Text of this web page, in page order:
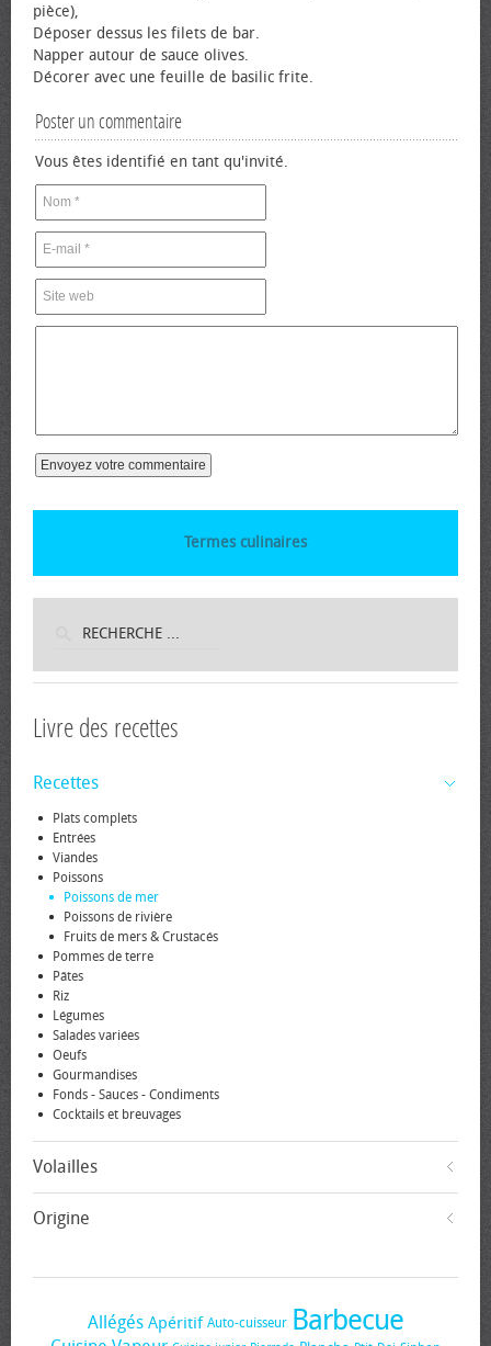
pièce),
Déposer dessus les filets de bar.
Napper autour de sauce olives.
Décorer avec une feuille de basilic frite.
Poster un commentaire
Vous êtes identifié en tant qu'invité.
Termes culinaires
Livre des recettes
Recettes
Plats complets
Entrées
Viandes
Poissons
Poissons de mer
Poissons de rivière
Fruits de mers & Crustacés
Pommes de terre
Pâtes
Riz
Légumes
Salades variées
Oeufs
Gourmandises
Fonds - Sauces - Condiments
Cocktails et breuvages
Volailles
Origine
Allégés Apéritif Auto-cuisseur Barbecue